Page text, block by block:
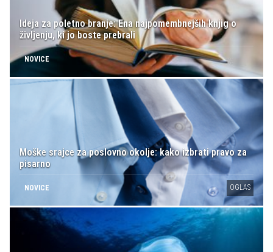
Ideja za poletno branje: Ena najpomembnejših knjig o
življenju, ki jo boste prebrali
NOVICE
Moške srajce za poslovno okolje: kako izbrati pravo za
pisarno
NOVICE OGLAS